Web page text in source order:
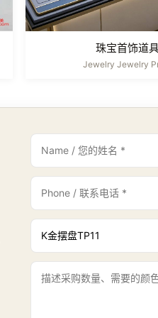
珠宝首饰道
Jewelry Jewelry